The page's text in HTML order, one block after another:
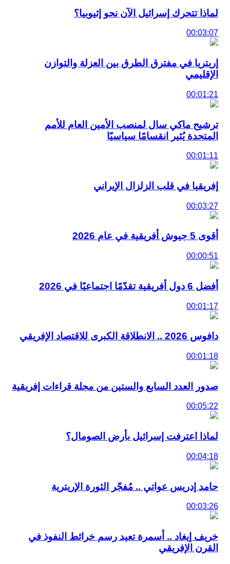
لماذا تتحرك إسرائيل الآن نحو إثيوبيا؟
00:03:07
إريتريا في مفترق الطرق بين العزلة والتوازن
الإقليمي
00:01:21
ترشيح ماكي سال لمنصب الأمين العام للأمم
المتحدة يُثير انقسامًا سياسيًا
00:01:11
إفريقيا في قلب الزلزال الإيراني
00:03:27
أقوى 5 جيوش أفريقية في عام 2026
00:00:51
أفضل 6 دول أفريقية تقدّمًا اجتماعيًا في 2026
00:01:17
دافوس 2026 .. الانطلاقة الكبرى للاقتصاد الإفريقي
00:01:18
صدور العدد السابع والستين من مجلة قراءات إفريقية
00:05:22
لماذا اعترفت إسرائيل بأرض الصومال؟
00:04:18
حامد إدريس عواتي .. مُفجّر الثورة الإريترية
00:03:26
خريف إيغاد .. أسمرة تعيد رسم خرائط النفوذ في
القرن الإفريقي